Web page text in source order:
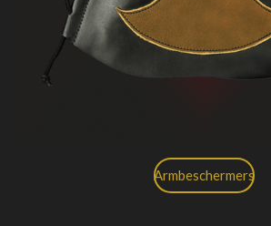
Armbeschermers